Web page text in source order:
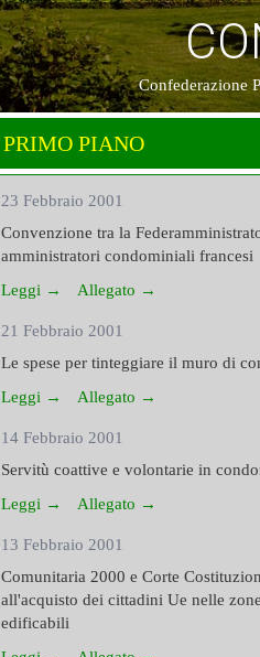
Confederazione
PRIMO PIANO
23 Febbraio 2001
Convenzione tra la
amministratori condominiali francesi
Leggi →
Allegato →
21 Febbraio 2001
Le spese per tinteggiare il muro di
Leggi →
Allegato →
14 Febbraio 2001
Servitù coattive e volontarie in
Leggi →
Allegato →
13 Febbraio 2001
Comunitaria 2000 e Corte
all'acquisto dei cittadini Ue nelle
edificabili